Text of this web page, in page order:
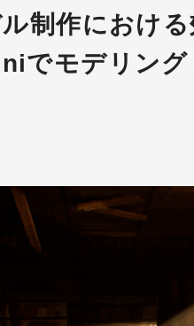
制作におけ
でモデリング